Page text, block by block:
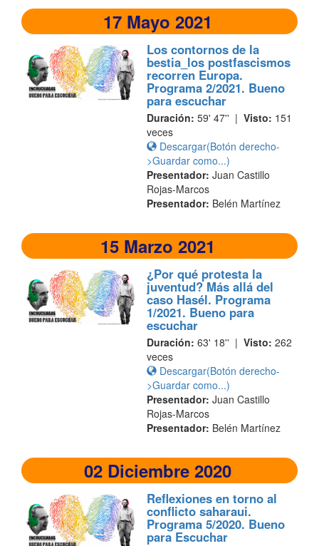
17 Mayo 2021
Los contornos de la
bestia_los postfascismos
recorren Europa.
Programa 2/2021. Bueno
para escuchar
Duración: 59' 47'' | Visto: 151
veces
Descargar(Botón derecho-
>Guardar como...)
Presentador: Juan Castillo
Rojas-Marcos
Presentador: Belén Martínez
15 Marzo 2021
¿Por qué protesta la
juventud? Más allá del
caso Hasél. Programa
1/2021. Bueno para
escuchar
Duración: 63' 18'' | Visto: 262
veces
Descargar(Botón derecho-
>Guardar como...)
Presentador: Juan Castillo
Rojas-Marcos
Presentador: Belén Martínez
02 Diciembre 2020
Reflexiones en torno al
conflicto saharaui.
Programa 5/2020. Bueno
para Escuchar